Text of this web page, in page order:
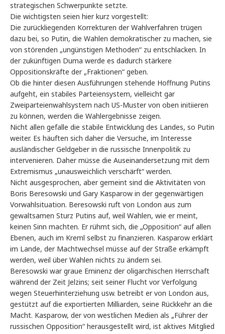
strategischen Schwerpunkte setzte.
Die wichtigsten seien hier kurz vorgestellt:
Die zurückliegenden Korrekturen der Wahlverfahren trügen
dazu bei, so Putin, die Wahlen demokratischer zu machen, sie
von störenden „ungünstigen Methoden“ zu entschlacken. In
der zukünftigen Duma werde es dadurch stärkere
Oppositionskräfte der „Fraktionen“ geben.
Ob die hinter diesen Ausführungen stehende Hoffnung Putins
aufgeht, ein stabiles Parteiensystem, vielleicht gar
Zweiparteienwahlsystem nach US-Muster von oben initiieren
zu können, werden die Wahlergebnisse zeigen.
Nicht allen gefalle die stabile Entwicklung des Landes, so Putin
weiter. Es häuften sich daher die Versuche, im Interesse
ausländischer Geldgeber in die russische Innenpolitik zu
intervenieren. Daher müsse die Auseinandersetzung mit dem
Extremismus „unausweichlich verschärft“ werden.
Nicht ausgesprochen, aber gemeint sind die Aktivitäten von
Boris Beresowski und Gary Kasparow in der gegenwärtigen
Vorwahlsituation. Beresowski ruft von London aus zum
gewaltsamen Sturz Putins auf, weil Wahlen, wie er meint,
keinen Sinn machten. Er rühmt sich, die „Opposition“ auf allen
Ebenen, auch im Kreml selbst zu finanzieren. Kasparow erklärt
im Lande, der Machtwechsel müsse auf der Straße erkämpft
werden, weil über Wahlen nichts zu ändern sei.
Beresowski war graue Eminenz der oligarchischen Herrschaft
während der Zeit Jelzins; seit seiner Flucht vor Verfolgung
wegen Steuerhinterziehung usw. betreibt er von London aus,
gestützt auf die exportierten Milliarden, seine Rückkehr an die
Macht. Kasparow, der von westlichen Medien als „Führer der
russischen Opposition“ herausgestellt wird, ist aktives Mitglied